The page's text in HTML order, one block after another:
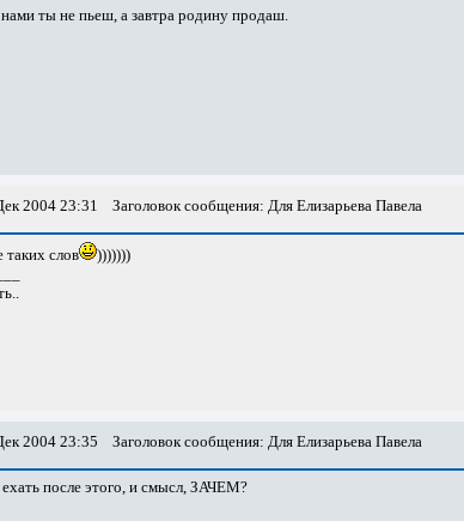
ты не пьеш, а завтра родину продаш.
2004 23:31 Заголовок сообщения: Для Елизарьева Павела
слов
)))))))
2004 23:35 Заголовок сообщения: Для Елизарьева Павела
после этого, и смысл, ЗАЧЕМ?